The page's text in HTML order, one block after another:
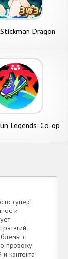
Dragon
Андроид
Legends: Co-op
супер!
и
с
провожу
контента!